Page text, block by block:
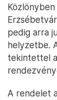
pedig arra
helyzetbe.
tekintettel
A rendelet